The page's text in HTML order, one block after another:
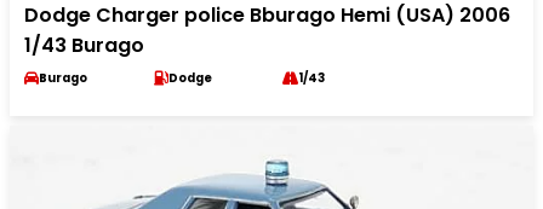
Dodge Charger police Bburago Hemi (USA) 2006
1/43 Burago
Burago Dodge 1/43